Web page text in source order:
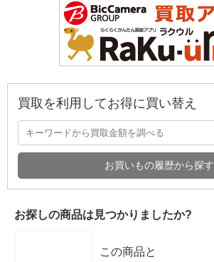
買取を利用してお得に買い替え
お買いもの履歴から探す
お探しの商品は見つかりましたか?
この商品と